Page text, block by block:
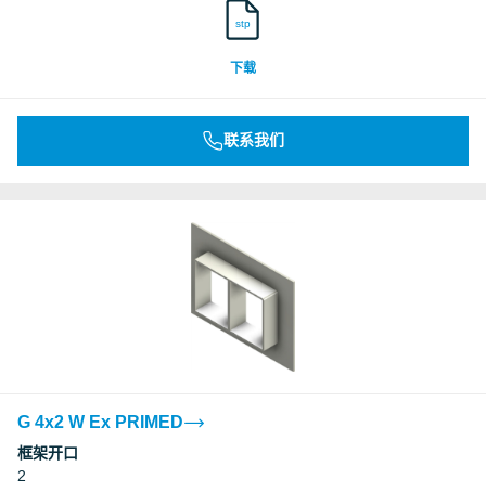
stp
下载
联系我们
G 4x2 W Ex PRIMED
框架开口
2